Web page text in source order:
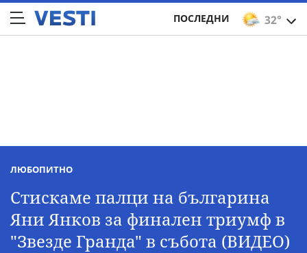
32°
ПОСЛЕДНИ
ЛЮБОПИТНО
Стискаме палци на българина
Яни Янков за финален триумф в
"Звезде Гранда" в събота (ВИДЕО)